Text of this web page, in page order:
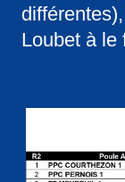
Loubet à le